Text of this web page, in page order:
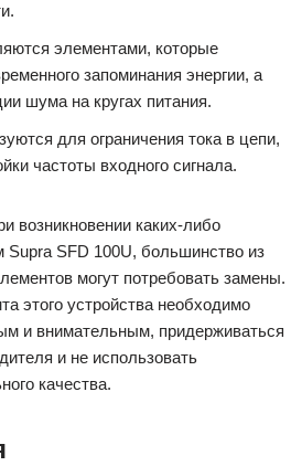
элементами, которые
запоминания энергии, а
шума на кругах питания.
для ограничения тока в цепи,
частоты входного сигнала.
возникновении каких-либо
Supra SFD 100U, большинство из
могут потребовать замены.
этого устройства необходимо
и внимательным, придерживаться
и не использовать
качества.